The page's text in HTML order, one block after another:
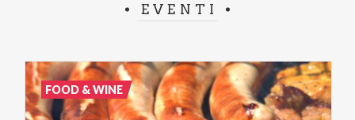
EVENTI
FOOD & WINE